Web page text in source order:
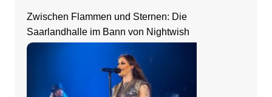
Zwischen Flammen und Sternen: Die
Saarlandhalle im Bann von Nightwish